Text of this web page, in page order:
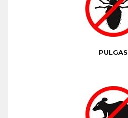
PULGAS